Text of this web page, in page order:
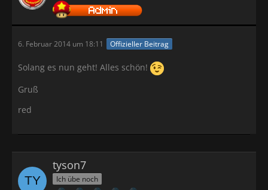
6. Februar 2014 um 18:11 Offizieller Beitrag
Solang es nun geht! Alles schön!
Gruß
red
tyson7
Ich übe noch